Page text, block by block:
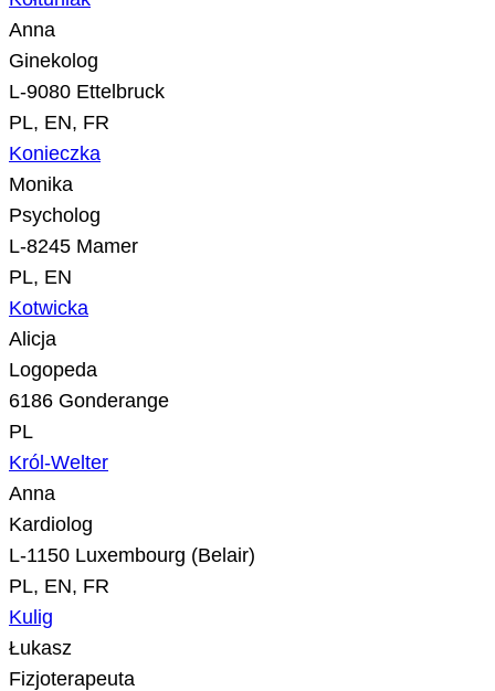
Anna
Ginekolog
L-9080 Ettelbruck
PL, EN, FR
Konieczka
Monika
Psycholog
L-8245 Mamer
PL, EN
Kotwicka
Alicja
Logopeda
6186 Gonderange
PL
Król-Welter
Anna
Kardiolog
L-1150 Luxembourg (Belair)
PL, EN, FR
Kulig
Łukasz
Fizjoterapeuta